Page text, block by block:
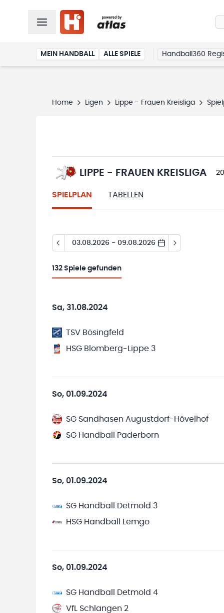
MEIN HANDBALL ALLE SPIELE Handball360
Home Ligen Lippe - Frauen Kreisliga
LIPPE - FRAUEN KREISLIGA
SPIELPLAN TABELLEN
03.08.2026 - 09.08.2026
132 Spiele gefunden
Sa, 31.08.2024
TSV Bösingfeld
HSG Blomberg-Lippe 3
So, 01.09.2024
SG Sandhasen Augustdorf-Hövelhof
SG Handball Paderborn
So, 01.09.2024
SG Handball Detmold 3
HSG Handball Lemgo
So, 01.09.2024
SG Handball Detmold 4
VfL Schlangen 2